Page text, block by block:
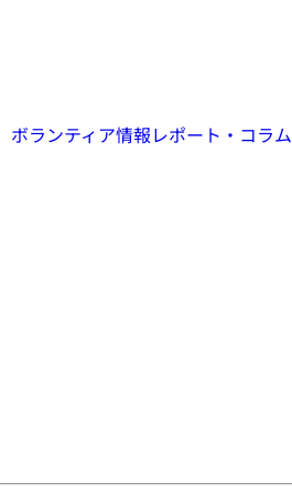
ボランティア情報レポート・コラム